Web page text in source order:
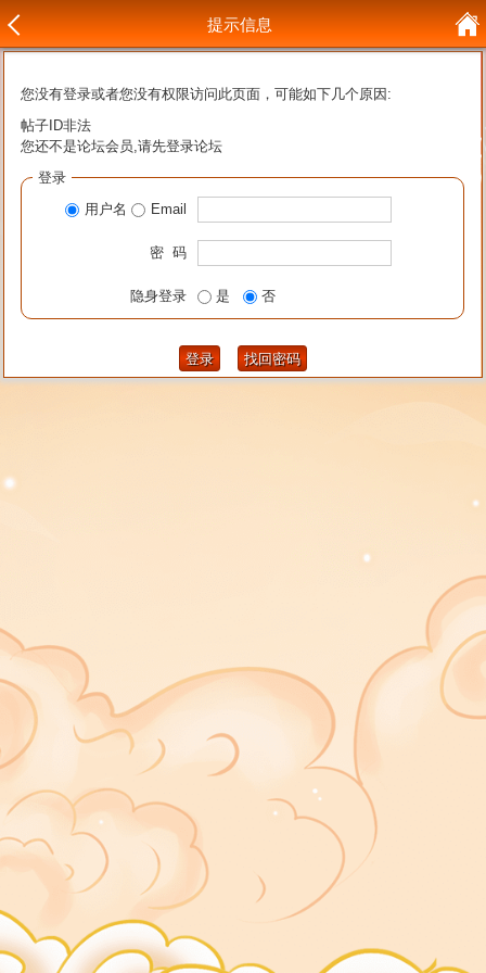
提示信息
您没有登录或者您没有权限访问此页面，可能如下几个原因:
帖子ID非法
您还不是论坛会员,请先登录论坛
登录
用户名
Email
密 码
隐身登录 是 否